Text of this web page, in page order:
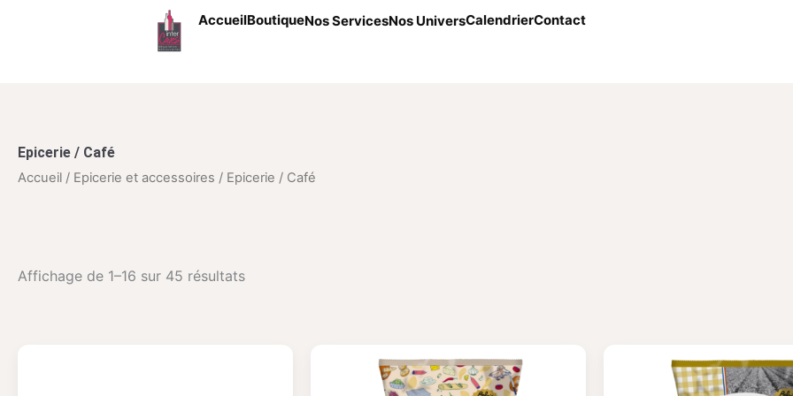
AccueilBoutiqueNos ServicesNos UniversCalendrierContact
Epicerie / Café
Accueil / Epicerie et accessoires / Epicerie / Café
Affichage de 1–16 sur 45 résultats